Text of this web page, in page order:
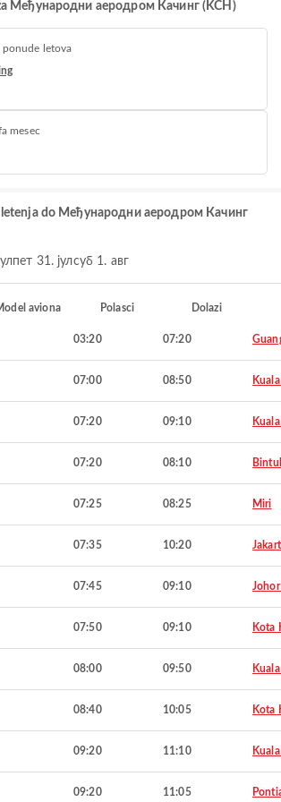
Међународни аеродром Качинг (KCH)
ponude letova
mesec
letenja do Међународни аеродром Качинг
пет 31. јулсуб 1. авг
aviona Polasci Dolazi
03:20 07:20
07:00 08:50
07:20 09:10
07:20 08:10
07:25 08:25 Miri
07:35 10:20
07:45 09:10
07:50 09:10 Kota
08:00 09:50
08:40 10:05 Kota
09:20 11:10
09:20 11:05